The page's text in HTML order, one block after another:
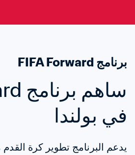
برنامج FIFA Forward
في بولندا